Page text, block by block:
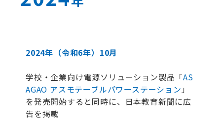
2024年 （令和6年） 10月
学校・企業向け電源ソリューション製品「AS
AGAO アスモテーブルパワーステーション 」
を発売開始すると同時に、日本教育新聞に広
告を掲載